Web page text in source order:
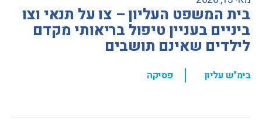
בית המשפט העליון – צו על תנאי וצו
ביניים בעניין טיפול בריאותי מקדם
לילדים שאינם תושבים
בימ"ש עליון , פסיקה